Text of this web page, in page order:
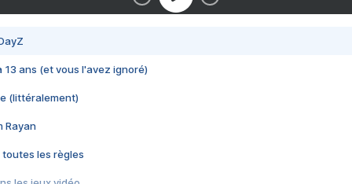
13 ans (et vous l'avez ignoré)
(littéralement)
Rayan
toutes les règles